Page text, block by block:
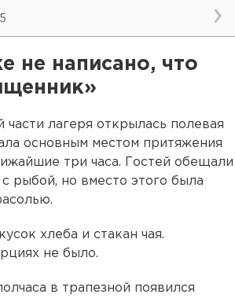
не написано, что
части лагеря открылась полевая
основным местом притяжения
три часа. Гостей обещали
рыбой, но вместо этого была
хлеба и стакан чая.
не было.
в трапезной появился